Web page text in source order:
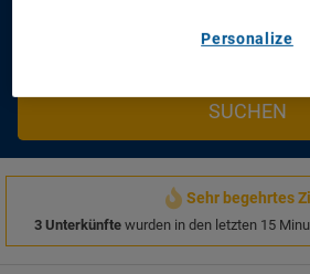
Ich möchte einen Flug hinzufügen
SUCHEN
Sehr begehrtes
3 Unterkünfte wurden in den letzten 15
Personalize